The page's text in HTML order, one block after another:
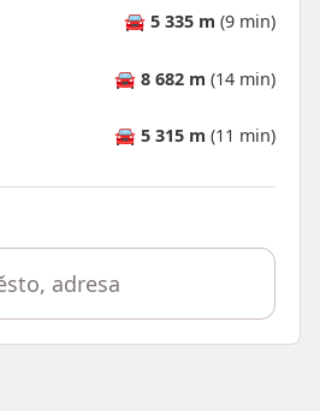
🚘 5 335 m (9 min)
🚘 8 682 m (14 min)
🚘 5 315 m (11 min)